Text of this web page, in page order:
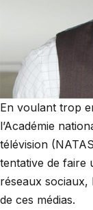
En voulant trop
l’Académie
télévision
tentative de faire
réseaux sociaux,
de ces médias.